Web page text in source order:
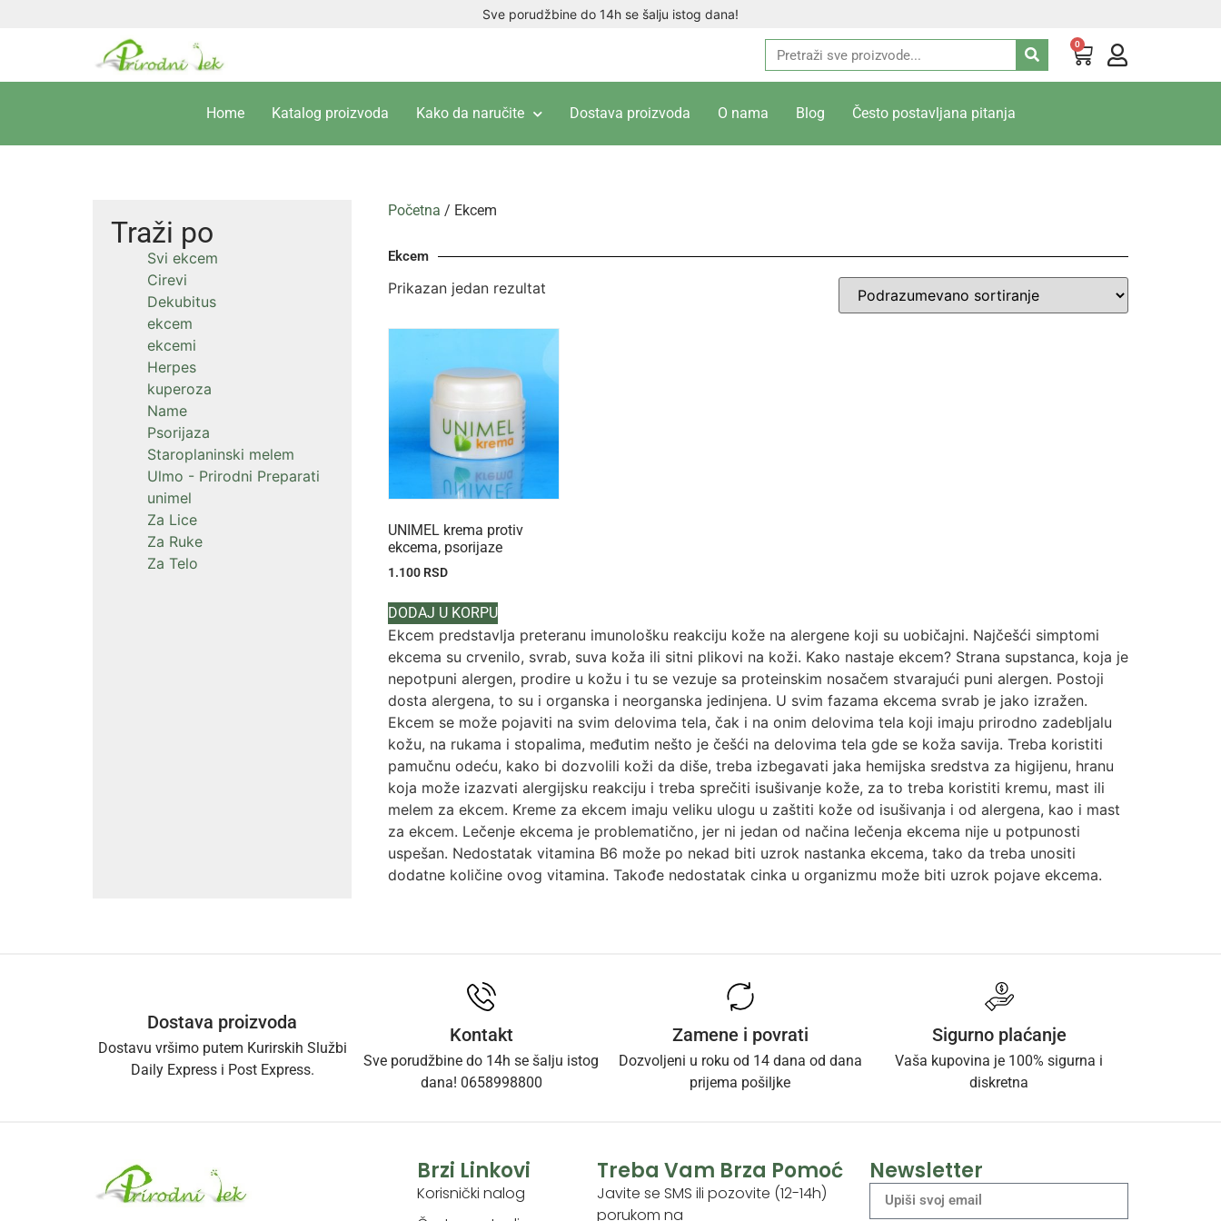
Sve porudžbine do 14h se šalju istog dana!
0
Home Katalog proizvoda Kako da naručite Dostava proizvoda O nama Blog Često postavljana pitanja
Traži po
Svi ekcem
Cirevi
Dekubitus
ekcem
ekcemi
Herpes
kuperoza
Name
Psorijaza
Staroplaninski melem
Ulmo - Prirodni Preparati
unimel
Za Lice
Za Ruke
Za Telo
Početna / Ekcem
Ekcem
Prikazan jedan rezultat
UNIMEL krema protiv
ekcema, psorijaze
1.100 RSD
DODAJ U KORPU
Ekcem predstavlja preteranu imunološku reakciju kože na alergene koji su uobičajni. Najčešći simptomi
ekcema su crvenilo, svrab, suva koža ili sitni plikovi na koži. Kako nastaje ekcem? Strana supstanca, koja je
nepotpuni alergen, prodire u kožu i tu se vezuje sa proteinskim nosačem stvarajući puni alergen. Postoji
dosta alergena, to su i organska i neorganska jedinjena. U svim fazama ekcema svrab je jako izražen.
Ekcem se može pojaviti na svim delovima tela, čak i na onim delovima tela koji imaju prirodno zadebljalu
kožu, na rukama i stopalima, međutim nešto je češći na delovima tela gde se koža savija. Treba koristiti
pamučnu odeću, kako bi dozvolili koži da diše, treba izbegavati jaka hemijska sredstva za higijenu, hranu
koja može izazvati alergijsku reakciju i treba sprečiti isušivanje kože, za to treba koristiti kremu, mast ili
melem za ekcem. Kreme za ekcem imaju veliku ulogu u zaštiti kože od isušivanja i od alergena, kao i mast
za ekcem. Lečenje ekcema je problematično, jer ni jedan od načina lečenja ekcema nije u potpunosti
uspešan. Nedostatak vitamina B6 može po nekad biti uzrok nastanka ekcema, tako da treba unositi
dodatne količine ovog vitamina. Takođe nedostatak cinka u organizmu može biti uzrok pojave ekcema.
Dostava proizvoda
Dostavu vršimo putem Kurirskih Službi
Daily Express i Post Express.
Kontakt
Sve porudžbine do 14h se šalju istog
dana! 0658998800
Zamene i povrati
Dozvoljeni u roku od 14 dana od dana
prijema pošiljke
Sigurno plaćanje
Vaša kupovina je 100% sigurna i
diskretna
Brzi Linkovi
Korisnički nalog
Treba Vam Brza Pomoć
Javite se SMS ili pozovite (12-14h)
porukom na
Newsletter